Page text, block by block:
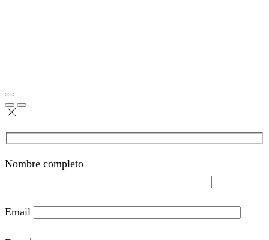
Nombre completo
Email